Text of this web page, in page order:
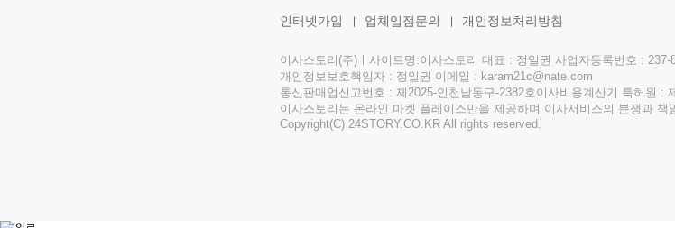
인터넷가입 업체입점문의 개인정보처리방침
이사스토리(주)ㅣ사이트명:이사스토리 대표 : 정일권 사업자등록번호 : 237-
개인정보보호책임자 : 정일권 이메일 : karam21c@nate.com
통신판매업신고번호 : 제2025-인천남동구-2382호 이사비용계산기 특허원 :
이사스토리는 온라인 마켓 플레이스만을 제공하며 이사서비스의 분쟁과
Copyright(C) 24STORY.CO.KR All rights reserved.